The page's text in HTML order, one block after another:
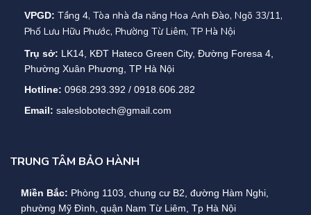
VPGD: Tầng 4, Tòa nhà đa năng Hoa Anh Đào, Ngõ 33/11,
Phố Lưu Hữu Phước, Phường Từ Liêm, TP Hà Nội
Trụ sở: LK14, KĐT Hateco Green City, Đường Foresa 4,
Phường Xuân Phương, TP Hà Nội
Hotline: 0968.293.392 / 0918.606.282
Email: saleslobotech@gmail.com
TRUNG TÂM BẢO HÀNH
Miền Bắc: Phòng 1103, chung cư B2, đường Hàm Nghi,
phường Mỹ Đình, quận Nam Từ Liêm, Tp Hà Nội